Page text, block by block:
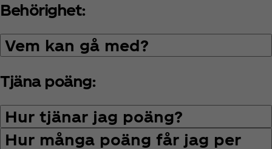
Behörighet:
Vem kan gå med?
Tjäna poäng:
Hur tjänar jag poäng?
Hur många poäng får jag per